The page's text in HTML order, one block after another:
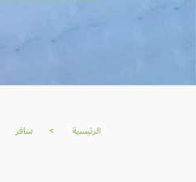
الرئيسية > سافر